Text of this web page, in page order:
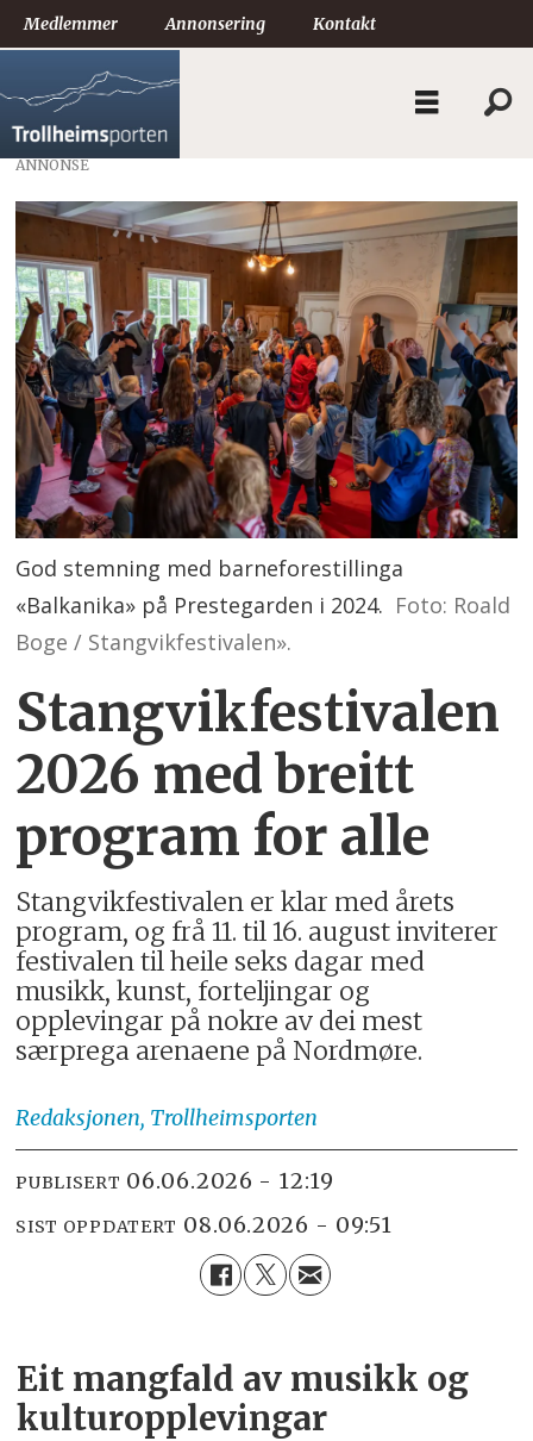
Medlemmer Annonsering Kontakt
ANNONSE
God stemning med barneforestillinga
«Balkanika» på Prestegarden i 2024. Foto: Roald
Boge / Stangvikfestivalen».
Stangvikfestivalen
2026 med breitt
program for alle
Stangvikfestivalen er klar med årets
program, og frå 11. til 16. august inviterer
festivalen til heile seks dagar med
musikk, kunst, forteljingar og
opplevingar på nokre av dei mest
særprega arenaene på Nordmøre.
Redaksjonen, Trollheimsporten
PUBLISERT 06.06.2026 - 12:19
SIST OPPDATERT 08.06.2026 - 09:51
Eit mangfald av musikk og
kulturopplevingar